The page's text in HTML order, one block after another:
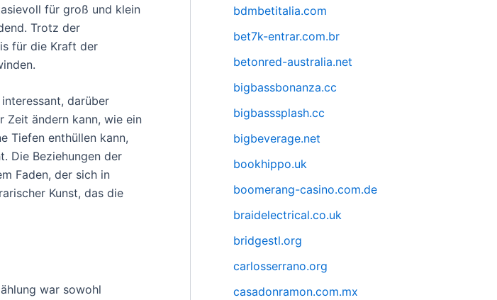
für groß und klein
Trotz der
für die Kraft der
darüber
Zeit ändern kann, wie ein
Tiefen enthüllen kann,
Die Beziehungen der
Faden, der sich in
Kunst, das die
war sowohl
bdmbetitalia.com
bet7k-entrar.com.br
betonred-australia.net
bigbassbonanza.cc
bigbasssplash.cc
bigbeverage.net
bookhippo.uk
boomerang-casino.com.de
braidelectrical.co.uk
bridgestl.org
carlosserrano.org
casadonramon.com.mx